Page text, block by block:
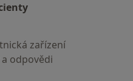
zařízení
odpovědi